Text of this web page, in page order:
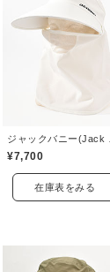
¥7,700
在庫表をみる